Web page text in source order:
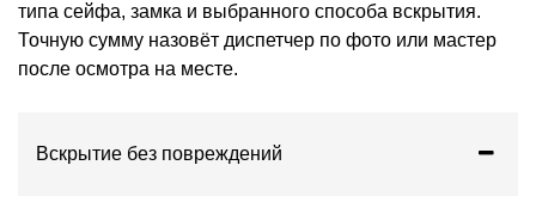
типа сейфа, замка и выбранного способа вскрытия.
Точную сумму назовёт диспетчер по фото или мастер
после осмотра на месте.
Вскрытие без повреждений